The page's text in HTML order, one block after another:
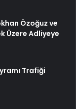
Özoğuz ve
Üzere Adliyeye
Trafiği